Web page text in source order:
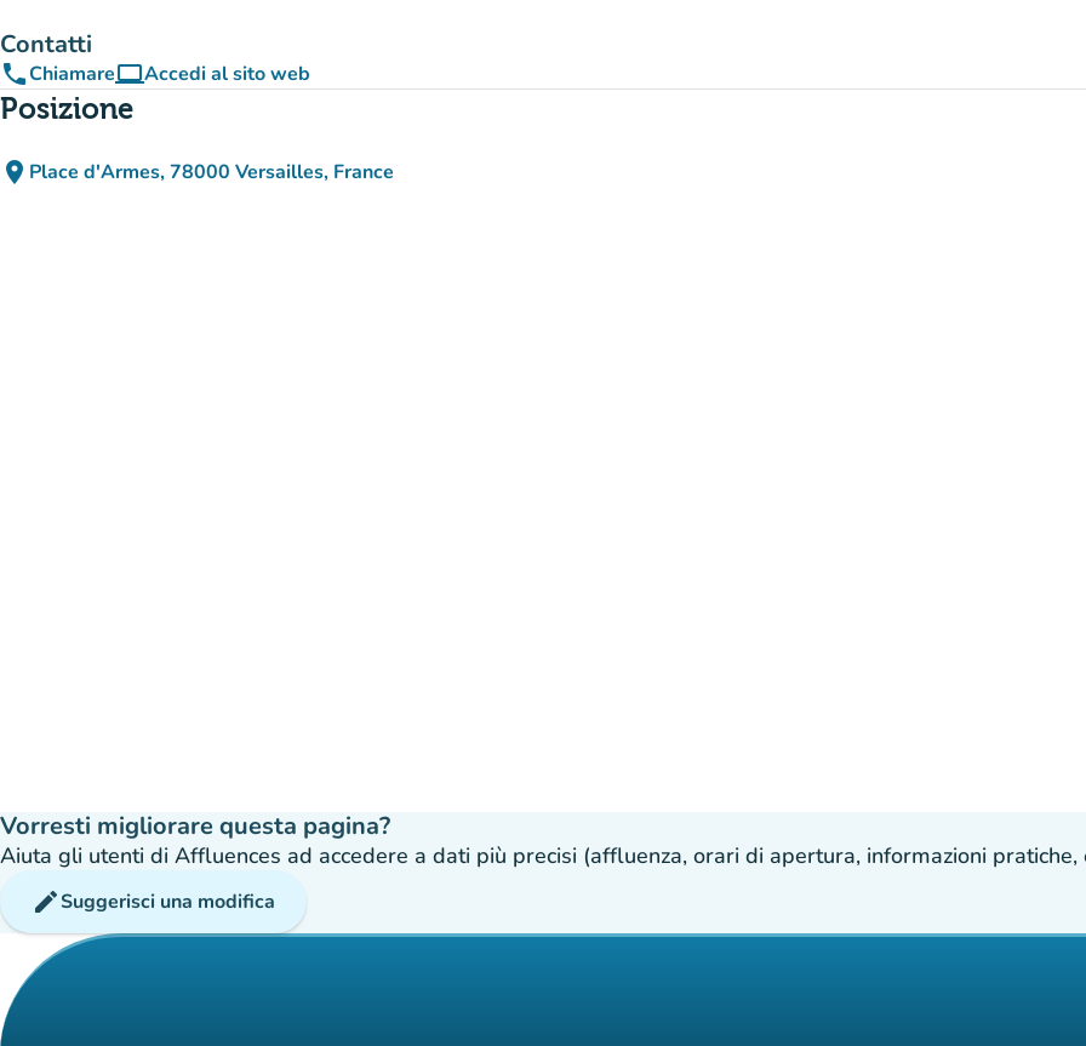
Contatti
phoneChiamarecomputerAccedi al sito web
(nuova scheda)
Posizione
place Place d'Armes, 78000 Versailles, France
(apri in Google Maps)
(nuova scheda)
Vorresti migliorare questa pagina?
Aiuta gli utenti di Affluences ad accedere a dati più precisi (affluenza, orari di apertura, informazioni pratiche,
editSuggerisci una modifica